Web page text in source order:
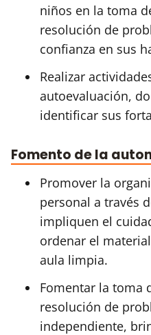
niños en la toma
resolución de
confianza en sus
Realizar
autoevaluación,
identificar sus
Fomento de la
Promover la
personal a través
impliquen el
ordenar el
aula limpia.
Fomentar la toma
resolución de
independiente,